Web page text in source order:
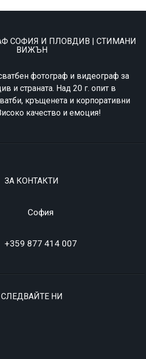
СОФИЯ И ПЛОВДИВ | СТИМАНИ
ВИЖЪН
фотограф и видеограф за
и страната. Над 20 г. опит в
кръщенета и корпоративни
качество и емоция!
ЗА КОНТАКТИ
София
+359 877 414 007
СЛЕДВАЙТЕ НИ